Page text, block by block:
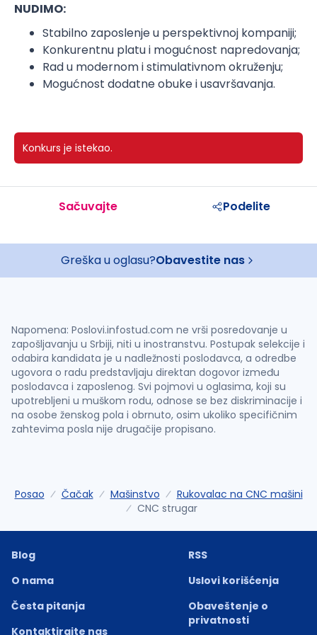
NUDIMO:
Stabilno zaposlenje u perspektivnoj kompaniji;
Konkurentnu platu i mogućnost napredovanja;
Rad u modernom i stimulativnom okruženju;
Mogućnost dodatne obuke i usavršavanja.
Konkurs je istekao.
Sačuvajte Podelite
Greška u oglasu?Obavestite nas
Napomena: Poslovi.infostud.com ne vrši posredovanje u
zapošljavanju u Srbiji, niti u inostranstvu. Postupak selekcije i
odabira kandidata je u nadležnosti poslodavca, a odredbe
ugovora o radu predstavljaju direktan dogovor između
poslodavca i zaposlenog. Svi pojmovi u oglasima, koji su
upotrebljeni u muškom rodu, odnose se bez diskriminacije i
na osobe ženskog pola i obrnuto, osim ukoliko specifičnim
zahtevima posla nije drugačije propisano.
Posao Čačak Mašinstvo
Rukovalac na CNC mašini
CNC strugar
Blog
O nama
Česta pitanja
Kontaktirajte nas
RSS
Uslovi korišćenja
Obaveštenje o
privatnosti